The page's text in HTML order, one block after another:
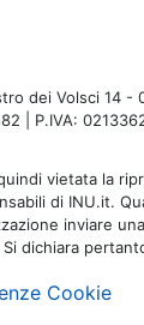
dei Volsci 14 -
| P.IVA:
vietata la
di INU.it.
inviare
dichiara
Cookie